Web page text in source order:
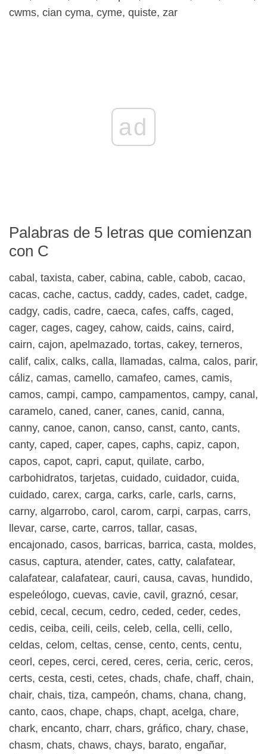
cwms, cian cyma, cyme, quiste, zar
ad
Palabras de 5 letras que comienzan
con C
cabal, taxista, caber, cabina, cable, cabob, cacao,
cacas, cache, cactus, caddy, cades, cadet, cadge,
cadgy, cadis, cadre, caeca, cafes, caffs, caged,
cager, cages, cagey, cahow, caids, cains, caird,
cairn, cajon, apelmazado, tortas, cakey, terneros,
calif, calix, calks, calla, llamadas, calma, calos, parir,
cáliz, camas, camello, camafeo, cames, camis,
camos, campi, campo, campamentos, campy, canal,
caramelo, caned, caner, canes, canid, canna,
canny, canoe, canon, canso, canst, canto, cants,
canty, caped, caper, capes, caphs, capiz, capon,
capos, capot, capri, caput, quilate, carbo,
carbohidratos, tarjetas, cuidado, cuidador, cuida,
cuidado, carex, carga, carks, carle, carls, carns,
carny, algarrobo, carol, carom, carpi, carpas, carrs,
llevar, carse, carte, carros, tallar, casas,
encajonado, casos, barricas, barrica, casta, moldes,
casus, captura, atender, cates, catty, calafatear,
calafatear, calafatear, cauri, causa, cavas, hundido,
espeleólogo, cuevas, cavie, cavil, graznó, cesar,
cebid, cecal, cecum, cedro, ceded, ceder, cedes,
cedis, ceiba, ceili, ceils, celeb, cella, celli, cello,
celdas, celom, celtas, cense, cento, cents, centu,
ceorl, cepes, cerci, cered, ceres, ceria, ceric, ceros,
certs, cesta, cesti, cetes, chads, chafe, chaff, chain,
chair, chais, tiza, campeón, chams, chana, chang,
canto, caos, chape, chaps, chapt, acelga, chare,
chark, encanto, charr, chars, gráfico, chary, chase,
chasm, chats, chaws, chays, barato, engañar,